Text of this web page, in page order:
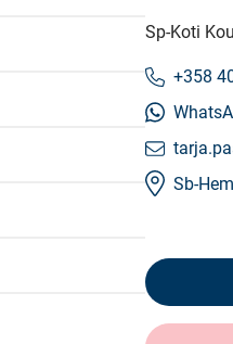
Sp-Koti
+358
Sb-